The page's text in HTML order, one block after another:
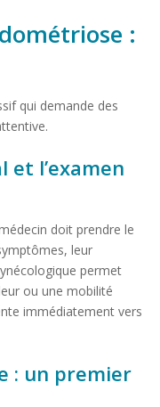
:
qui demande des
et l’examen
doit prendre le
leur
permet
ou une mobilité
immédiatement vers
: un premier